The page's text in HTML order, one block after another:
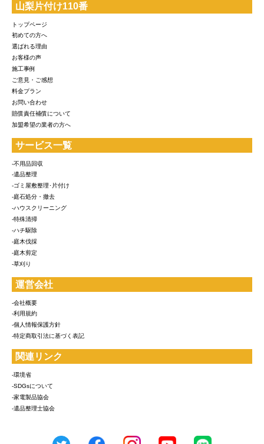
山梨片付け110番
トップページ
初めての方へ
選ばれる理由
お客様の声
施工事例
ご意見・ご感想
料金プラン
お問い合わせ
賠償責任補償について
加盟希望の業者の方へ
サービス一覧
-不用品回収
-遺品整理
-ゴミ屋敷整理･片付け
-庭石処分・撤去
-ハウスクリーニング
-特殊清掃
-ハチ駆除
-庭木伐採
-庭木剪定
-草刈り
運営会社
-会社概要
-利用規約
-個人情報保護方針
-特定商取引法に基づく表記
関連リンク
-環境省
-SDGsについて
-家電製品協会
-遺品整理士協会